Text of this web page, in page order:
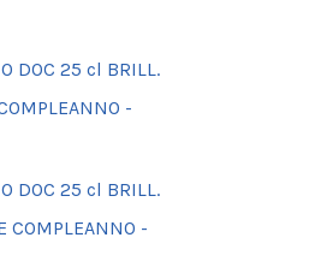
DOC 25 cl BRILL.
-
DOC 25 cl BRILL.
COMPLEANNO -